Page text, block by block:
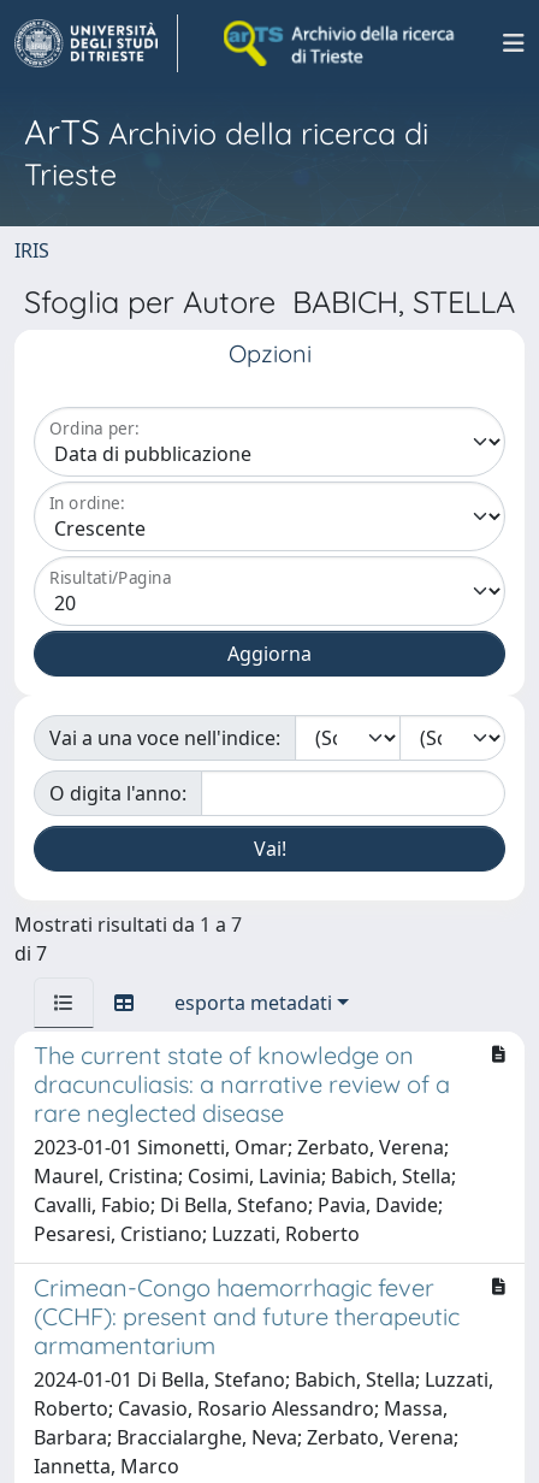
ArTS Archivio della ricerca di
Trieste
IRIS
Sfoglia per Autore BABICH, STELLA
Opzioni
Ordina per:
In ordine:
Risultati/Pagina
Vai a una voce nell'indice:
O digita l'anno:
Mostrati risultati da 1 a 7
di 7
esporta metadati
The current state of knowledge on
dracunculiasis: a narrative review of a
rare neglected disease
2023-01-01 Simonetti, Omar; Zerbato, Verena;
Maurel, Cristina; Cosimi, Lavinia; Babich, Stella;
Cavalli, Fabio; Di Bella, Stefano; Pavia, Davide;
Pesaresi, Cristiano; Luzzati, Roberto
Crimean-Congo haemorrhagic fever
(CCHF): present and future therapeutic
armamentarium
2024-01-01 Di Bella, Stefano; Babich, Stella; Luzzati,
Roberto; Cavasio, Rosario Alessandro; Massa,
Barbara; Braccialarghe, Neva; Zerbato, Verena;
Iannetta, Marco